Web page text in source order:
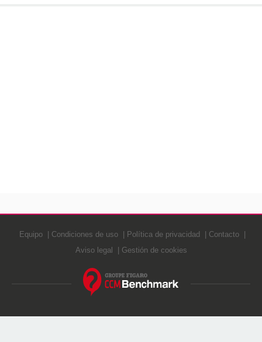
Equipo Condiciones de uso Política de privacidad
Contacto
Aviso legal
Gestión de cookies